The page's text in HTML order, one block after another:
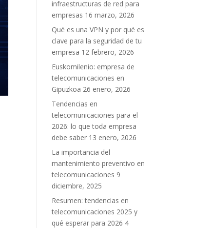
infraestructuras de red para
empresas 16 marzo, 2026
Qué es una VPN y por qué es
clave para la seguridad de tu
empresa 12 febrero, 2026
Euskomilenio: empresa de
telecomunicaciones en
Gipuzkoa 26 enero, 2026
Tendencias en
telecomunicaciones para el
2026: lo que toda empresa
debe saber 13 enero, 2026
La importancia del
mantenimiento preventivo en
telecomunicaciones 9
diciembre, 2025
Resumen: tendencias en
telecomunicaciones 2025 y
qué esperar para 2026 4